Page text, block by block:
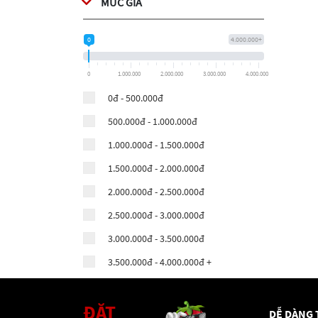
4.000.000+
0
0 1.000.000 2.000.000 3.000.000 4.000.000
0đ - 500.000đ
500.000đ - 1.000.000đ
1.000.000đ - 1.500.000đ
1.500.000đ - 2.000.000đ
2.000.000đ - 2.500.000đ
2.500.000đ - 3.000.000đ
3.000.000đ - 3.500.000đ
3.500.000đ - 4.000.000đ +
ĐẶT DỄ DÀNG